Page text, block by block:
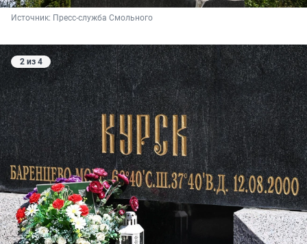
Источник: Пресс-служба Смольного
2 из 4